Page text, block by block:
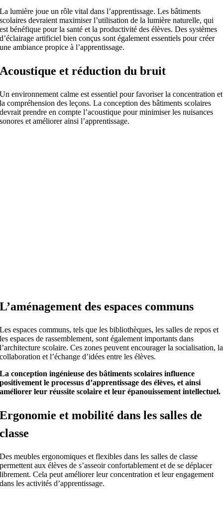
La lumière joue un rôle vital dans l’apprentissage. Les bâtiments
scolaires devraient maximiser l’utilisation de la lumière naturelle, qui
est bénéfique pour la santé et la productivité des élèves. Des systèmes
d’éclairage artificiel bien conçus sont également essentiels pour créer
une ambiance propice à l’apprentissage.
Acoustique et réduction du bruit
Un environnement calme est essentiel pour favoriser la concentration et
la compréhension des leçons. La conception des bâtiments scolaires
devrait prendre en compte l’acoustique pour minimiser les nuisances
sonores et améliorer ainsi l’apprentissage.
L’aménagement des espaces communs
Les espaces communs, tels que les bibliothèques, les salles de repos et
les espaces de rassemblement, sont également importants dans
l’architecture scolaire. Ces zones peuvent encourager la socialisation, la
collaboration et l’échange d’idées entre les élèves.
La conception ingénieuse des bâtiments scolaires influence
positivement le processus d’apprentissage des élèves, et ainsi
améliorer leur réussite scolaire et leur épanouissement intellectuel.
Ergonomie et mobilité dans les salles de
classe
Des meubles ergonomiques et flexibles dans les salles de classe
permettent aux élèves de s’asseoir confortablement et de se déplacer
librement. Cela peut améliorer leur concentration et leur engagement
dans les activités d’apprentissage.